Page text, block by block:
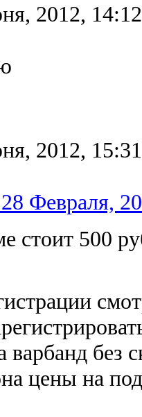
2012, 14:12
2012, 15:31
Февраля,
стоит 500
без
цены на